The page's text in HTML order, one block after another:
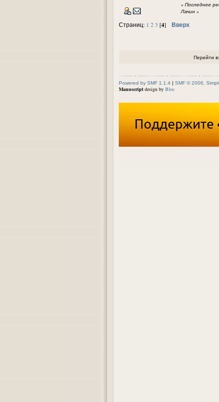
« Последнее
Лачин »
Страниц: 1 2 3 [4] Вверх
Перейти в:
Powered by SMF 1.1.4 | SMF © 2006,
Manuscript design by Bloc